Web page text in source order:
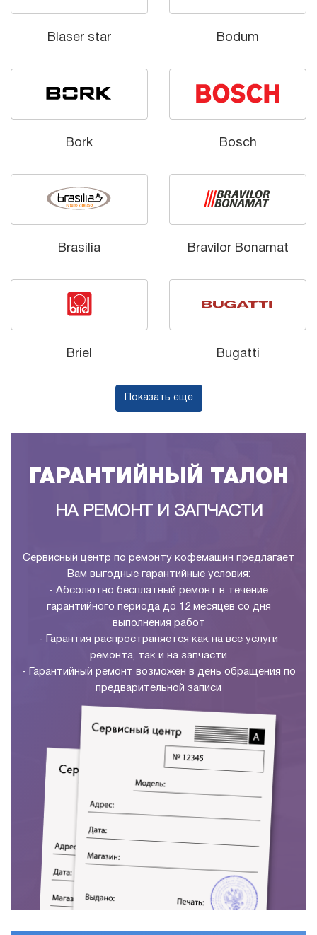
Blaser star Bodum
Bork Bosch
Brasilia Bravilor Bonamat
Briel Bugatti
Показать еще
ГАРАНТИЙНЫЙ ТАЛОН
НА РЕМОНТ И ЗАПЧАСТИ
Сервисный центр по ремонту кофемашин предлагает
Вам выгодные гарантийные условия:
- Абсолютно бесплатный ремонт в течение
гарантийного периода до 12 месяцев со дня
выполнения работ
- Гарантия распространяется как на все услуги
ремонта, так и на запчасти
- Гарантийный ремонт возможен в день обращения по
предварительной записи